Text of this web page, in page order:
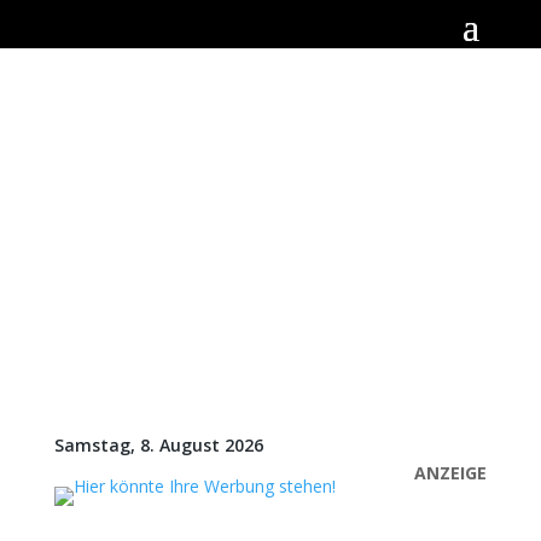
Samstag, 8. August 2026
ANZEIGE